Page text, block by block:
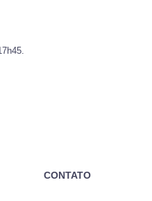
CONTATO